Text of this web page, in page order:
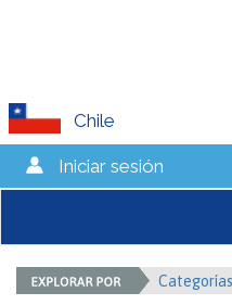
Chile
Iniciar sesión
Categorías